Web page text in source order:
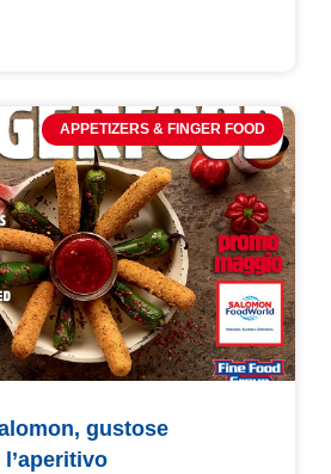
APPETIZERS & FINGER FOOD
gustose